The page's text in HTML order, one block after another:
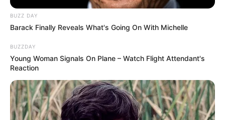
BUZZ DAY
Barack Finally Reveals What's Going On With Michelle
BUZZDAY
Young Woman Signals On Plane – Watch Flight Attendant's
Reaction